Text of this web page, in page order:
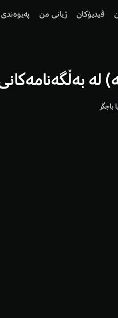
ڤیدیۆكان ژیانی من پەیوەندی
لە بەڵگەنامەکانی
باجگر